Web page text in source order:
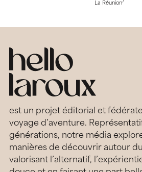
La Réunion7
est un projet éditorial et
voyage d’aventure.
générations, notre média
manières de découvrir autour
valorisant l’alternatif,